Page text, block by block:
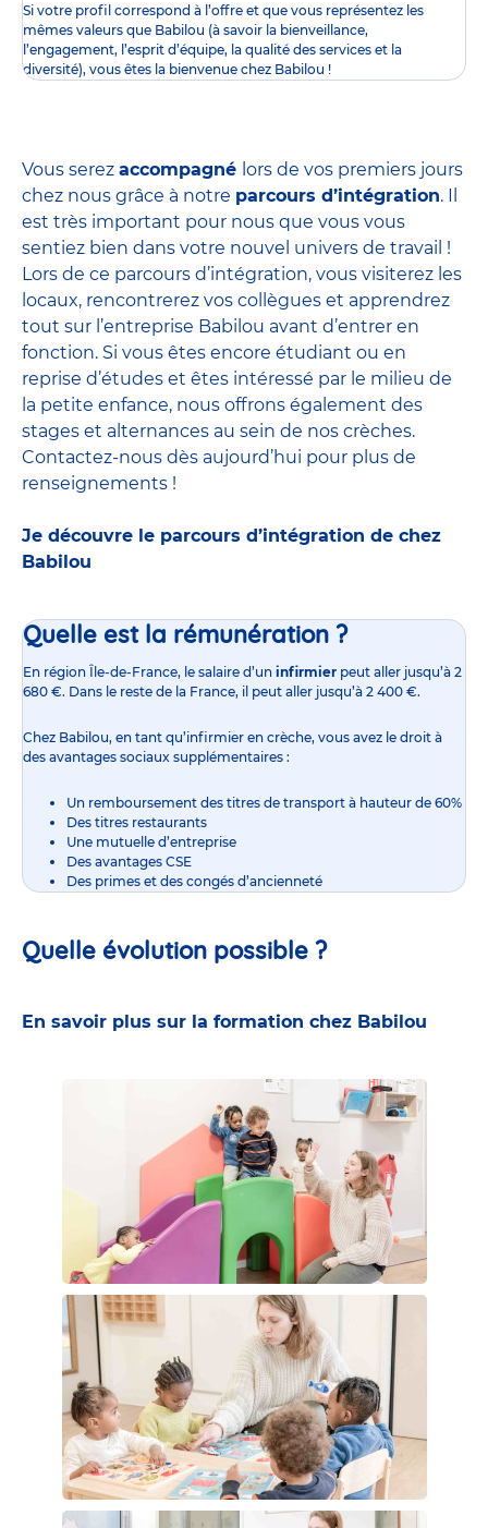
Si votre profil correspond à l’offre et que vous représentez les
mêmes valeurs que Babilou (à savoir la bienveillance,
l’engagement, l’esprit d’équipe, la qualité des services et la
diversité), vous êtes la bienvenue chez Babilou !
Vous serez accompagné lors de vos premiers jours
chez nous grâce à notre parcours d’intégration. Il
est très important pour nous que vous vous
sentiez bien dans votre nouvel univers de travail !
Lors de ce parcours d’intégration, vous visiterez les
locaux, rencontrerez vos collègues et apprendrez
tout sur l’entreprise Babilou avant d’entrer en
fonction. Si vous êtes encore étudiant ou en
reprise d’études et êtes intéressé par le milieu de
la petite enfance, nous offrons également des
stages et alternances au sein de nos crèches.
Contactez-nous dès aujourd’hui pour plus de
renseignements !
Je découvre le parcours d’intégration de chez
Babilou
Quelle est la rémunération ?
En région Île-de-France, le salaire d’un infirmier peut aller jusqu’à 2
680 €. Dans le reste de la France, il peut aller jusqu’à 2 400 €.
Chez Babilou, en tant qu’infirmier en crèche, vous avez le droit à
des avantages sociaux supplémentaires :
Un remboursement des titres de transport à hauteur de 60%
Des titres restaurants
Une mutuelle d’entreprise
Des avantages CSE
Des primes et des congés d’ancienneté
Quelle évolution possible ?
En savoir plus sur la formation chez Babilou